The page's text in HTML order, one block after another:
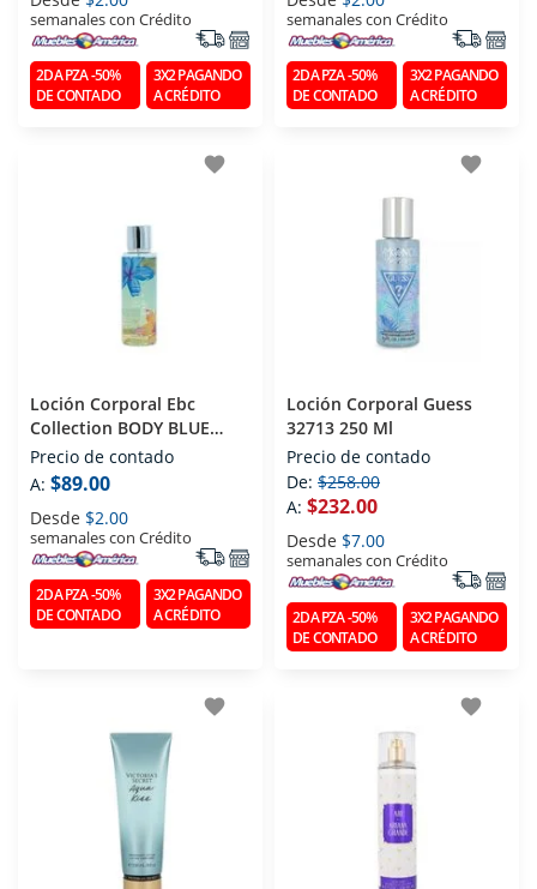
semanales con Crédito
2DA PZA -50%
DE CONTADO
3X2 PAGANDO
A CRÉDITO
semanales con Crédito
2DA PZA -50%
DE CONTADO
3X2 PAGANDO
A CRÉDITO
favorite
Loción Corporal Ebc
Collection BODY BLUE
DREAM 250 Ml
Precio de contado
A: $89.00
Desde $2.00
semanales con Crédito
2DA PZA -50%
DE CONTADO
3X2 PAGANDO
A CRÉDITO
favorite
Loción Corporal Guess
32713 250 Ml
Precio de contado
De: $258.00
A: $232.00
Desde $7.00
semanales con Crédito
2DA PZA -50%
DE CONTADO
3X2 PAGANDO
A CRÉDITO
favorite favorite